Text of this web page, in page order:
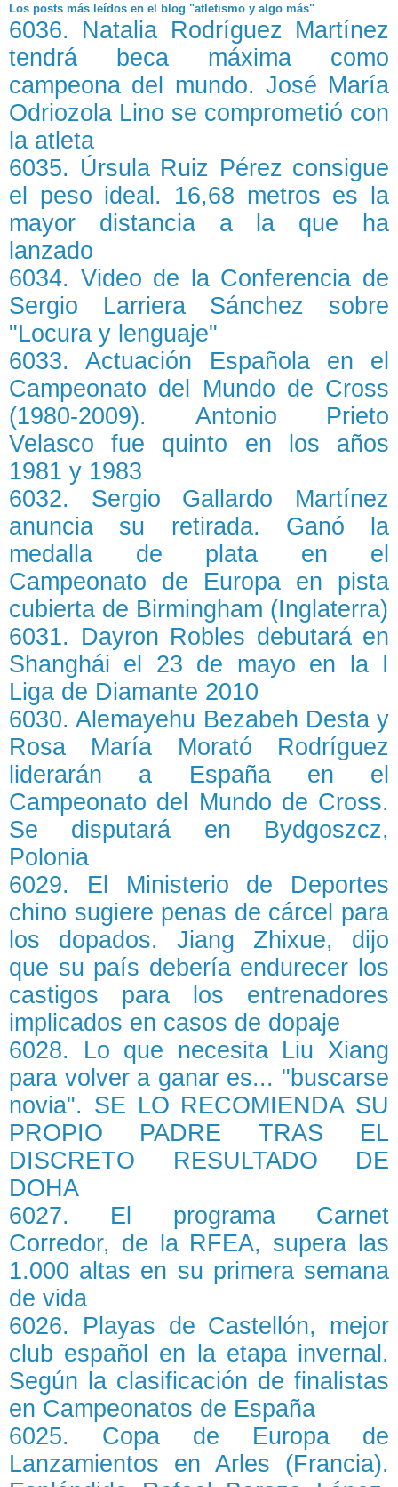
Los posts más leídos en el blog "atletismo y algo más"
6036. Natalia Rodríguez Martínez
tendrá beca máxima como
campeona del mundo. José María
Odriozola Lino se comprometió con
la atleta
6035. Úrsula Ruiz Pérez consigue
el peso ideal. 16,68 metros es la
mayor distancia a la que ha
lanzado
6034. Video de la Conferencia de
Sergio Larriera Sánchez sobre
"Locura y lenguaje"
6033. Actuación Española en el
Campeonato del Mundo de Cross
(1980-2009). Antonio Prieto
Velasco fue quinto en los años
1981 y 1983
6032. Sergio Gallardo Martínez
anuncia su retirada. Ganó la
medalla de plata en el
Campeonato de Europa en pista
cubierta de Birmingham (Inglaterra)
6031. Dayron Robles debutará en
Shanghái el 23 de mayo en la I
Liga de Diamante 2010
6030. Alemayehu Bezabeh Desta y
Rosa María Morató Rodríguez
liderarán a España en el
Campeonato del Mundo de Cross.
Se disputará en Bydgoszcz,
Polonia
6029. El Ministerio de Deportes
chino sugiere penas de cárcel para
los dopados. Jiang Zhixue, dijo
que su país debería endurecer los
castigos para los entrenadores
implicados en casos de dopaje
6028. Lo que necesita Liu Xiang
para volver a ganar es... "buscarse
novia". SE LO RECOMIENDA SU
PROPIO PADRE TRAS EL
DISCRETO RESULTADO DE
DOHA
6027. El programa Carnet
Corredor, de la RFEA, supera las
1.000 altas en su primera semana
de vida
6026. Playas de Castellón, mejor
club español en la etapa invernal.
Según la clasificación de finalistas
en Campeonatos de España
6025. Copa de Europa de
Lanzamientos en Arles (Francia).